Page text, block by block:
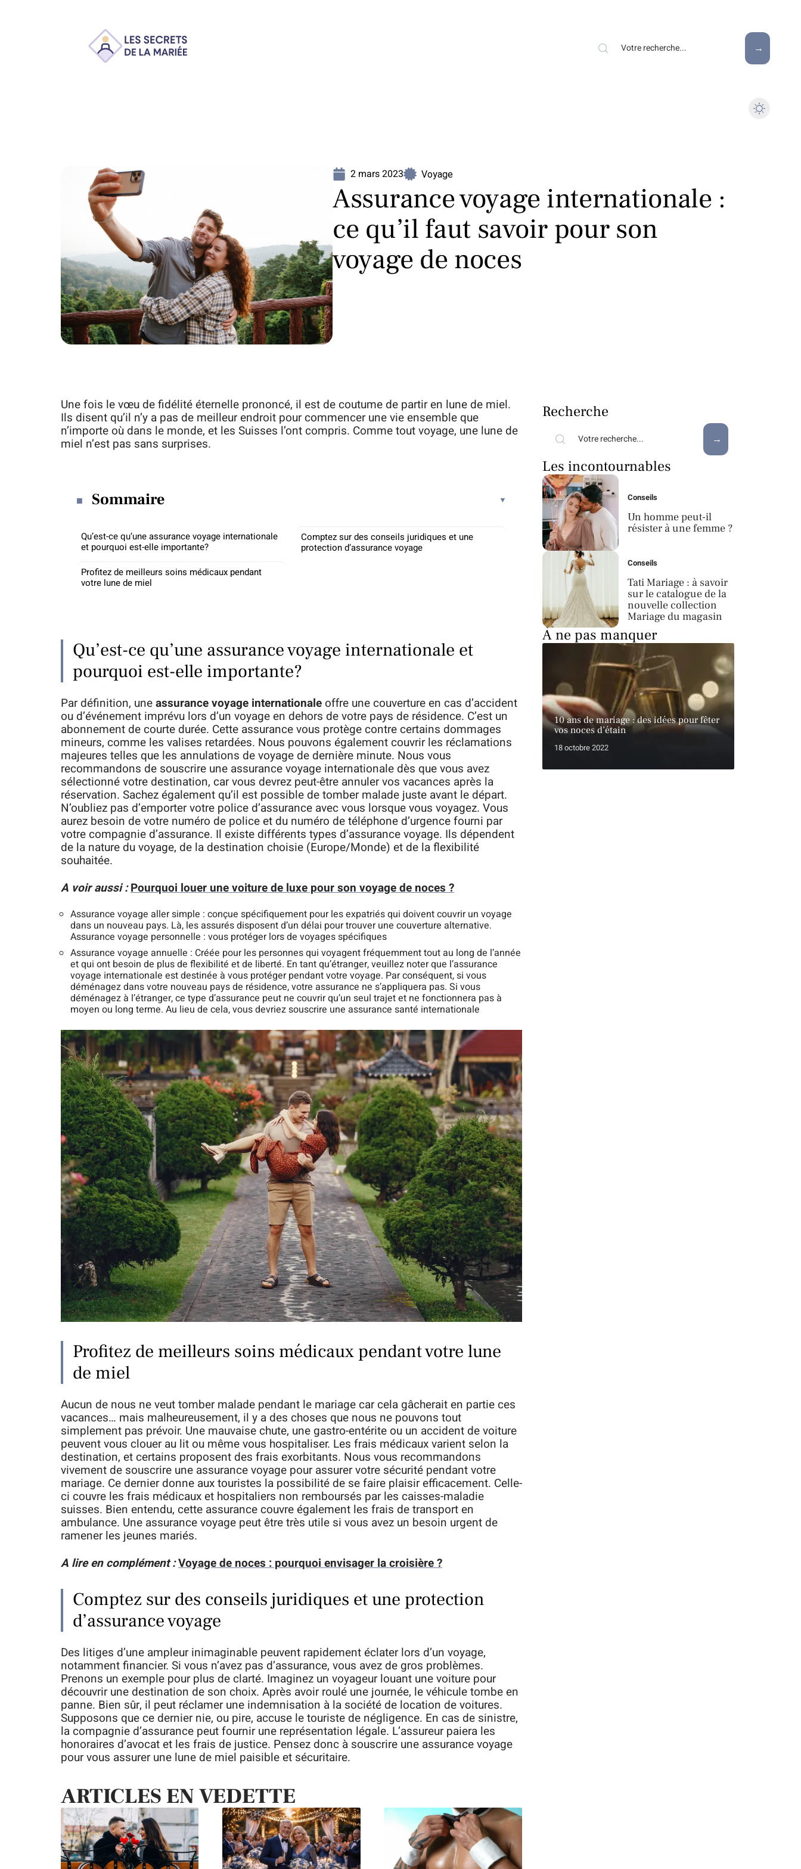
2 mars 2023 Voyage
Assurance voyage internationale :
ce qu’il faut savoir pour son
voyage de noces
Une fois le vœu de fidélité éternelle prononcé, il est de coutume de partir en lune de miel.
Ils disent qu’il n’y a pas de meilleur endroit pour commencer une vie ensemble que
n’importe où dans le monde, et les Suisses l’ont compris. Comme tout voyage, une lune de
miel n’est pas sans surprises.
Sommaire
Qu’est-ce qu’une assurance voyage internationale
et pourquoi est-elle importante?
Profitez de meilleurs soins médicaux pendant
votre lune de miel
Comptez sur des conseils juridiques et une
protection d’assurance voyage
Qu’est-ce qu’une assurance voyage internationale et
pourquoi est-elle importante?
Par définition, uneassurance voyage internationale offre une couverture en cas d’accident
ou d’événement imprévu lors d’un voyage en dehors de votre pays de résidence. C’est un
abonnement de courte durée. Cette assurance vous protège contre certains dommages
mineurs, comme les valises retardées. Nous pouvons également couvrir les réclamations
majeures telles que les annulations de voyage de dernière minute. Nous vous
recommandons de souscrire une assurance voyage internationale dès que vous avez
sélectionné votre destination, car vous devrez peut-être annuler vos vacances après la
réservation. Sachez également qu’il est possible de tomber malade juste avant le départ.
N’oubliez pas d’emporter votre police d’assurance avec vous lorsque vous voyagez. Vous
aurez besoin de votre numéro de police et du numéro de téléphone d’urgence fourni par
votre compagnie d’assurance. Il existe différents types d’assurance voyage. Ils dépendent
de la nature du voyage, de la destination choisie (Europe/Monde) et de la flexibilité
souhaitée.
A voir aussi :Pourquoi louer une voiture de luxe pour son voyage de noces ?
Assurance voyage aller simple : conçue spécifiquement pour les expatriés qui doivent couvrir un voyage
dans un nouveau pays. Là, les assurés disposent d’un délai pour trouver une couverture alternative.
Assurance voyage personnelle : vous protéger lors de voyages spécifiques
Assurance voyage annuelle : Créée pour les personnes qui voyagent fréquemment tout au long de l’année
et qui ont besoin de plus de flexibilité et de liberté. En tant qu’étranger, veuillez noter que l’assurance
voyage internationale est destinée à vous protéger pendant votre voyage. Par conséquent, si vous
déménagez dans votre nouveau pays de résidence, votre assurance ne s’appliquera pas. Si vous
déménagez à l’étranger, ce type d’assurance peut ne couvrir qu’un seul trajet et ne fonctionnera pas à
moyen ou long terme. Au lieu de cela, vous devriez souscrire une assurance santé internationale
Profitez de meilleurs soins médicaux pendant votre lune
de miel
Aucun de nous ne veut tomber malade pendant le mariage car cela gâcherait en partie ces
vacances… mais malheureusement, il y a des choses que nous ne pouvons tout
simplement pas prévoir. Une mauvaise chute, une gastro-entérite ou un accident de voiture
peuvent vous clouer au lit ou même vous hospitaliser. Les frais médicaux varient selon la
destination, et certains proposent des frais exorbitants. Nous vous recommandons
vivement de souscrire une assurance voyage pour assurer votre sécurité pendant votre
mariage. Ce dernier donne aux touristes la possibilité de se faire plaisir efficacement. Celle-
ci couvre les frais médicaux et hospitaliers non remboursés par les caisses-maladie
suisses. Bien entendu, cette assurance couvre également les frais de transport en
ambulance. Une assurance voyage peut être très utile si vous avez un besoin urgent de
ramener les jeunes mariés.
A lire en complément :Voyage de noces : pourquoi envisager la croisière ?
Comptez sur des conseils juridiques et une protection
d’assurance voyage
Des litiges d’une ampleur inimaginable peuvent rapidement éclater lors d’un voyage,
notamment financier. Si vous n’avez pas d’assurance, vous avez de gros problèmes.
Prenons un exemple pour plus de clarté. Imaginez un voyageur louant une voiture pour
découvrir une destination de son choix. Après avoir roulé une journée, le véhicule tombe en
panne. Bien sûr, il peut réclamer une indemnisation à la société de location de voitures.
Supposons que ce dernier nie, ou pire, accuse le touriste de négligence. En cas de sinistre,
la compagnie d’assurance peut fournir une représentation légale. L’assureur paiera les
honoraires d’avocat et les frais de justice. Pensez donc à souscrire une assurance voyage
pour vous assurer une lune de miel paisible et sécuritaire.
ARTICLES EN VEDETTE
Recherche
Les incontournables
Conseils
Un homme peut-il
résister à une femme ?
Conseils
Tati Mariage : à savoir
sur le catalogue de la
nouvelle collection
Mariage du magasin
À ne pas manquer
10 ans de mariage : des idées pour fêter
vos noces d’étain
18 octobre 2022